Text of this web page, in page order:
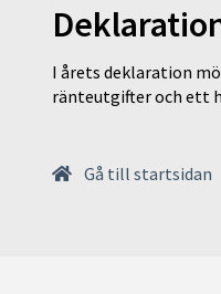
I årets deklaration
ränteutgifter och ett
Gå till startsidan